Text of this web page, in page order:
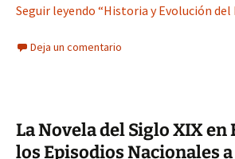
Seguir leyendo “Historia y Evolución
Deja un comentario
La Novela del Siglo XIX en
los Episodios Nacionales